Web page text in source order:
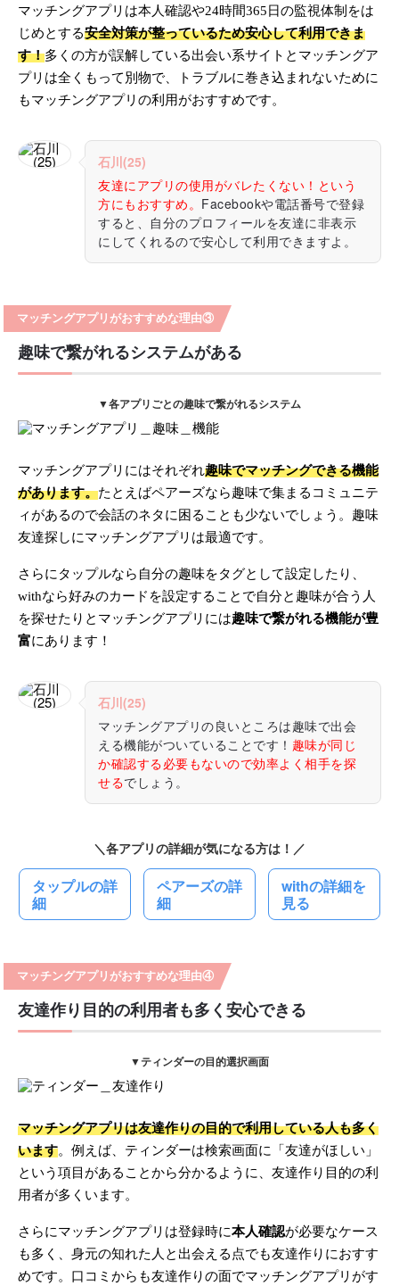
マッチングアプリは本人確認や24時間365日の監視体制をは
じめとする安全対策が整っているため安心して利用できま
す！多くの方が誤解している出会い系サイトとマッチングア
プリは全くもって別物で、トラブルに巻き込まれないために
もマッチングアプリの利用がおすすめです。
石川(25)
友達にアプリの使用がバレたくない！という
方にもおすすめ。 Facebookや電話番号で登録
すると、自分のプロフィールを友達に非表示
にしてくれるので安心して利用できますよ。
マッチングアプリがおすすめな理由③
趣味で繋がれるシステムがある
▼各アプリごとの趣味で繋がれるシステム
マッチングアプリにはそれぞれ趣味でマッチングできる機能
があります。たとえばペアーズなら趣味で集まるコミュニテ
ィがあるので会話のネタに困ることも少ないでしょう。趣味
友達探しにマッチングアプリは最適です。
さらにタップルなら自分の趣味をタグとして設定したり、
withなら好みのカードを設定することで自分と趣味が合う人
を探せたりとマッチングアプリには趣味で繋がれる機能が豊
富にあります！
石川(25)
マッチングアプリの良いところは趣味で出会
える機能がついていることです！ 趣味が同じ
か確認する必要もないので効率よく相手を探
せるでしょう。
＼各アプリの詳細が気になる方は！／
タップルの詳
細
ペアーズの詳
細
withの詳細を
見る
マッチングアプリがおすすめな理由④
友達作り目的の利用者も多く安心できる
▼ティンダーの目的選択画面
マッチングアプリは友達作りの目的で利用している人も多く
います。例えば、ティンダーは検索画面に「友達がほしい」
という項目があることから分かるように、友達作り目的の利
用者が多くいます。
さらにマッチングアプリは登録時に本人確認が必要なケース
も多く、身元の知れた人と出会える点でも友達作りにおすす
めです。口コミからも友達作りの面でマッチングアプリがす